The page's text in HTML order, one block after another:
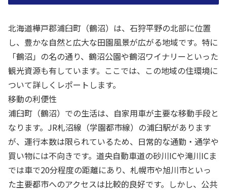
北海道樺戸郡浦臼町（鶴沼）は、石狩平野の北部に位置
し、豊かな自然と広大な田園風景が広がる地域です。特に
「鶴沼」の名の通り、鶴沼公園や鶴沼ワイナリーといった
観光資源も有しています。ここでは、この地域の住環境に
ついて詳しくレポートします。
移動の利便性
浦臼町（鶴沼）での生活は、自家用車が主要な移動手段と
なります。JR札沼線（学園都市線）の浦臼駅があります
が、運行本数は限られているため、日常的な通勤・通学や
買い物には不向きです。道央自動車道の砂川ICや滝川ICま
では車で20分程度の距離にあり、札幌市や旭川市といっ
た主要都市へのアクセスは比較的良好です。しかし、公共